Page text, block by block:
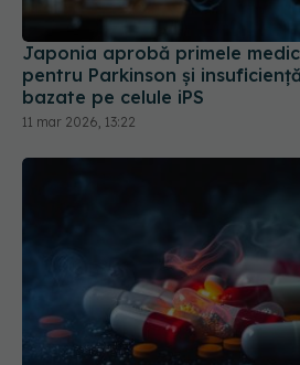
bazate pe celule iPS
11 mar 2026, 13:22
Cel mai puternic calmant de
ineficient în multe cazuri